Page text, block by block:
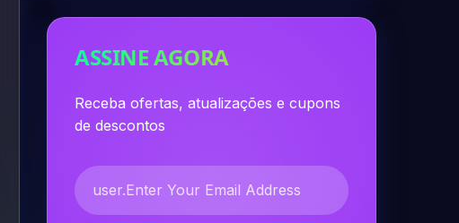
ASSINE AGORA
Receba ofertas, atualizações e cupons
de descontos